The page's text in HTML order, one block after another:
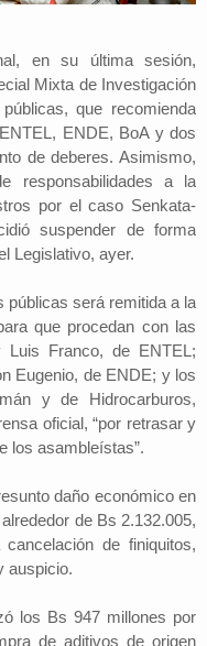
en su última sesión,
Mixta de Investigación
que recomienda
ENDE, BoA y dos
de deberes. Asimismo,
responsabilidades a la
por el caso Senkata-
suspender de forma
Legislativo, ayer.
públicas será remitida a la
que procedan con las
Franco, de ENTEL;
Eugenio, de ENDE; y los
y de Hidrocarburos,
oficial, “por retrasar y
los asambleístas”.
daño económico en
de Bs 2.132.005,
de finiquitos,
auspicio.
los Bs 947 millones por
de aditivos de origen